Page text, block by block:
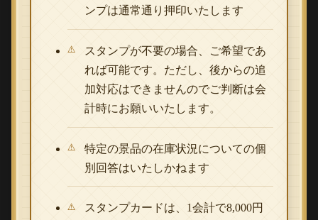
ンプは通常通り押印いたします
スタンプが不要の場合、ご希望であ
れば可能です。ただし、後からの追
加対応はできませんのでご判断は会
計時にお願いいたします。
特定の景品の在庫状況についての個
別回答はいたしかねます
スタンプカードは、1会計で8,000円